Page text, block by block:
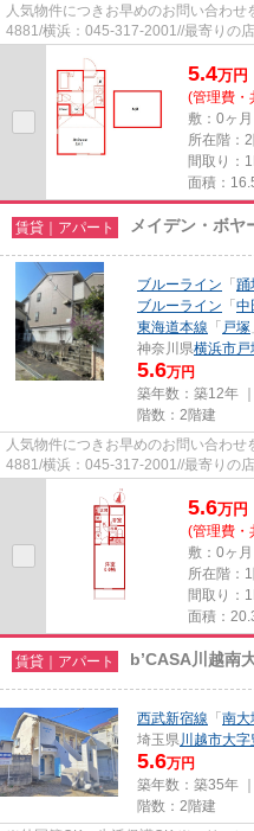
人気物件につきお早めのお問い合わ
4881/横浜：045-317-2001//最寄りの
5.4万円
(管理費・
敷：0ヶ
所在階：
間取り：
面積：
賃貸｜アパート メイデン・ボヤ
ブルーライン 「 踊
ブルーライン 「 中
東海道本線 「 戸塚
神奈川県横浜市戸
5.6万円
築年数：築12年
階数：2階建
人気物件につきお早めのお問い合わ
4881/横浜：045-317-2001//最寄りの
し】【初期費用分割払い】【19...
5.6万円
(管理費・
敷：0ヶ
所在階：
間取り：
面積：
賃貸｜アパート b’CASA川越南
西武新宿線 「 南大
埼玉県川越市大字
5.6万円
築年数：築35年
階数：2階建